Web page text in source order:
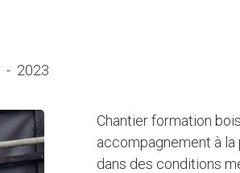
- 2023
Chantier formation
accompagnement à la
dans des conditions